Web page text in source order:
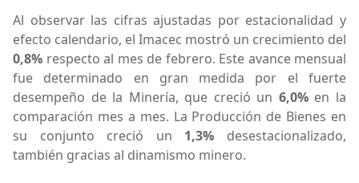
Al observar las cifras ajustadas por estacionalidad y
efecto calendario, el Imacec mostró un crecimiento del
0,8% respecto al mes de febrero. Este avance mensual
fue determinado en gran medida por el fuerte
desempeño de la Minería, que creció un 6,0%en la
comparación mes a mes. La Producción de Bienes en
su conjunto creció un 1,3% desestacionalizado,
también gracias al dinamismo minero.